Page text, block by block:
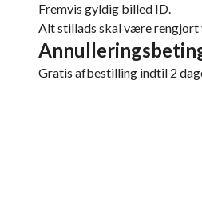
Fremvis gyldig billed ID.
Alt stillads skal være rengjort
Gratis afbestilling indtil 2